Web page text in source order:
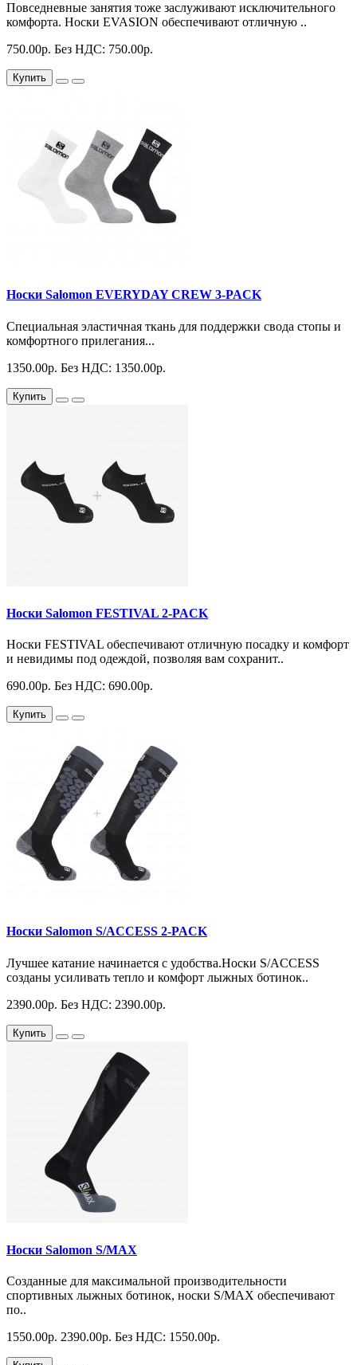
Повседневные занятия тоже заслуживают исключительного
комфорта. Носки EVASION обеспечивают отличную ..
750.00р. Без НДС: 750.00р.
Купить
Носки Salomon EVERYDAY CREW 3-PACK
Специальная эластичная ткань для поддержки свода стопы и
комфортного прилегания...
1350.00р. Без НДС: 1350.00р.
Купить
Носки Salomon FESTIVAL 2-PACK
Носки FESTIVAL обеспечивают отличную посадку и комфорт
и невидимы под одеждой, позволяя вам сохранит..
690.00р. Без НДС: 690.00р.
Купить
Носки Salomon S/ACCESS 2-PACK
Лучшее катание начинается с удобства.Носки S/ACCESS
созданы усиливать тепло и комфорт лыжных ботинок..
2390.00р. Без НДС: 2390.00р.
Купить
Носки Salomon S/MAX
Созданные для максимальной производительности
спортивных лыжных ботинок, носки S/MAX обеспечивают
по..
1550.00р. 2390.00р. Без НДС: 1550.00р.